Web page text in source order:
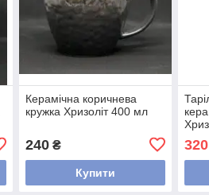
Керамічна коричнева
кружка Хризоліт 400 мл
240₴
Купити
320